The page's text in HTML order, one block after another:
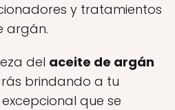
y tratamientos
argán.
del aceite de argán
brindando a tu
que se